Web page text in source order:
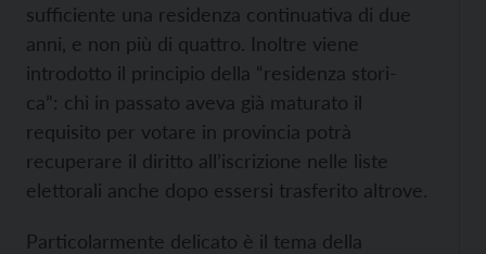
sufficiente una residenza continuativa di due
anni, e non più di quattro. Inoltre viene
introdotto il principio della “residenza stori-
ca”: chi in passato aveva già maturato il
requisito per votare in provincia potrà
recuperare il diritto all’iscrizione nelle liste
elettorali anche dopo essersi trasferito altrove.
Particolarmente delicato è il tema della